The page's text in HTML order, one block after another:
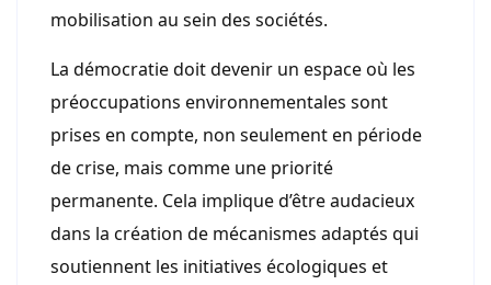
mobilisation au sein des sociétés.
La démocratie doit devenir un espace où les
préoccupations environnementales sont
prises en compte, non seulement en période
de crise, mais comme une priorité
permanente. Cela implique d’être audacieux
dans la création de mécanismes adaptés qui
soutiennent les initiatives écologiques et